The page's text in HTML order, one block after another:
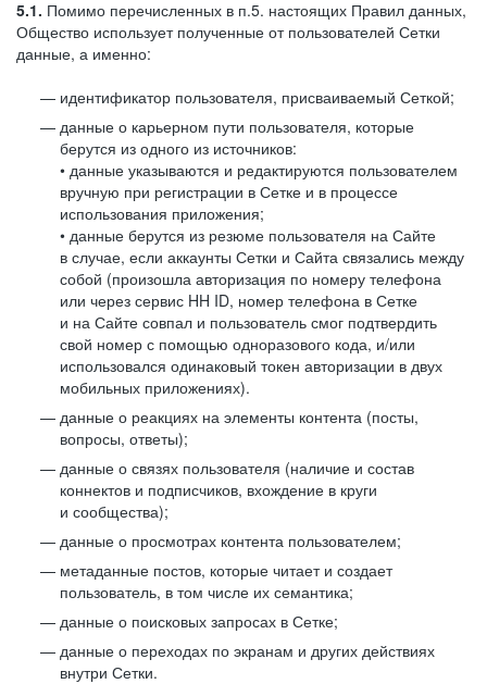
5.1. Помимо перечисленных в п.5. настоящих Правил данных,
Общество использует полученные от пользователей Сетки
данные, а именно:
идентификатор пользователя, присваиваемый Сеткой;
данные о карьерном пути пользователя, которые
берутся из одного из источников:
• данные указываются и редактируются пользователем
вручную при регистрации в Сетке и в процессе
использования приложения;
• данные берутся из резюме пользователя на Сайте
в случае, если аккаунты Сетки и Сайта связались между
собой (произошла авторизация по номеру телефона
или через сервис HH ID, номер телефона в Сетке
и на Сайте совпал и пользователь смог подтвердить
свой номер с помощью одноразового кода, и/или
использовался одинаковый токен авторизации в двух
мобильных приложениях).
данные о реакциях на элементы контента (посты,
вопросы, ответы);
данные о связях пользователя (наличие и состав
коннектов и подписчиков, вхождение в круги
и сообщества);
данные о просмотрах контента пользователем;
метаданные постов, которые читает и создает
пользователь, в том числе их семантика;
данные о поисковых запросах в Сетке;
данные о переходах по экранам и других действиях
внутри Сетки.